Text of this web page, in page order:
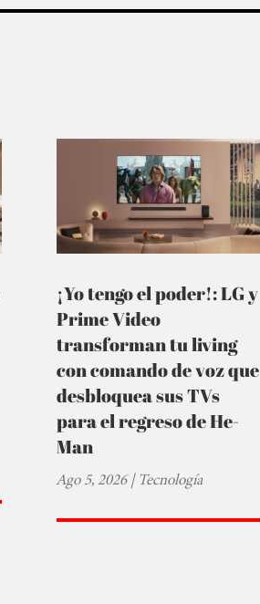
¡Yo tengo el poder!: LG y
Prime Video
transforman tu living
con comando de voz que
desbloquea sus TVs
para el regreso de He-
Man
Ago 5, 2026|Tecnología